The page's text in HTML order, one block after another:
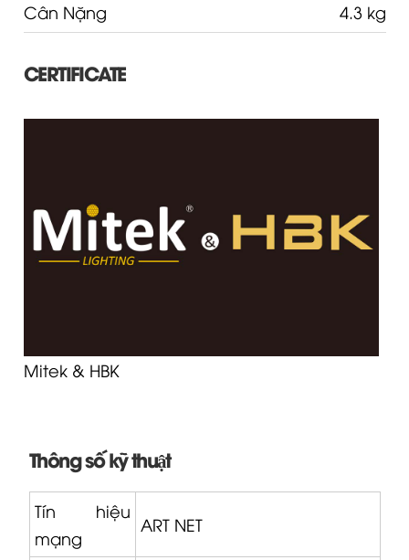
Cân Nặng
4.3 kg
CERTIFICATE
Mitek & HBK
Thông số kỹ thuật
Tín hiệu
mạng
ART NET